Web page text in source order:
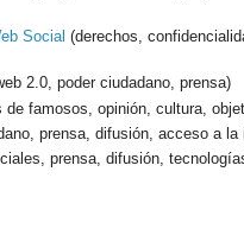
Social (derechos,
2.0, poder ciudadano, prensa)
de famosos, opinión, cultura,
prensa, difusión, acceso a la
prensa, difusión,